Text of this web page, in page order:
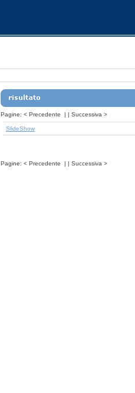
Pagine: < Precedente | | Successiva >
SlideShow
Pagine: < Precedente | | Successiva >